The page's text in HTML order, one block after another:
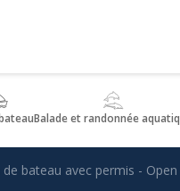
Balade et randonnée
bateau avec permis - Open